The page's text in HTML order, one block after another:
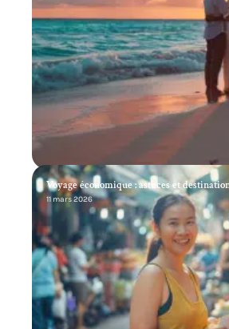
Voyage économique : astuces et
11 mars 2026